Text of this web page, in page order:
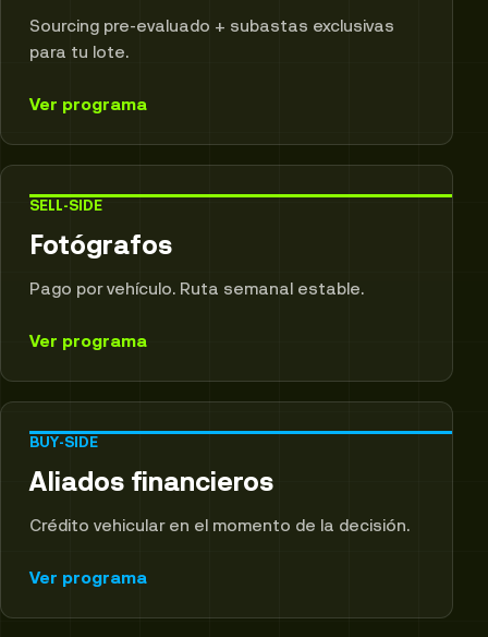
Sourcing pre-evaluado + subastas exclusivas
para tu lote.
Ver programa
SELL-SIDE
Fotógrafos
Pago por vehículo. Ruta semanal estable.
Ver programa
BUY-SIDE
Aliados financieros
Crédito vehicular en el momento de la decisión.
Ver programa